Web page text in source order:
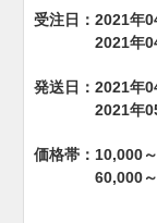
受注日：2021年
2021年04月
発送日：2021年
2021年05月
価格帯：10,000
60,000～